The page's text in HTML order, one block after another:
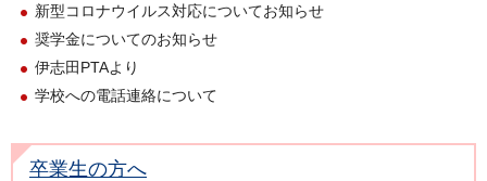
新型コロナウイルス対応についてお知らせ
奨学金についてのお知らせ
伊志田PTAより
学校への電話連絡について
卒業生の方へ